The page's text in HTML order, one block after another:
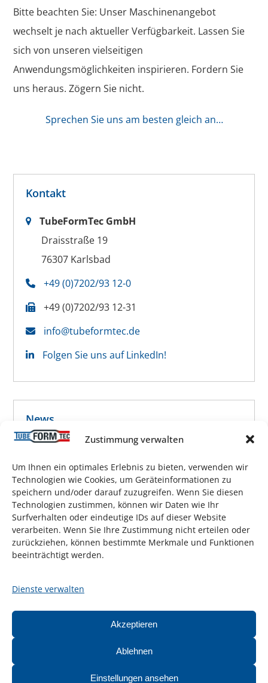
Zustimmung verwalten
Um Ihnen ein optimales Erlebnis zu bieten, verwenden wir
Technologien wie Cookies, um Geräteinformationen zu
speichern und/oder darauf zuzugreifen. Wenn Sie diesen
Technologien zustimmen, können wir Daten wie Ihr
Surfverhalten oder eindeutige IDs auf dieser Website
verarbeiten. Wenn Sie Ihre Zustimmung nicht erteilen oder
zurückziehen, können bestimmte Merkmale und Funktionen
beeinträchtigt werden.
Dienste verwalten
Akzeptieren
Ablehnen
Einstellungen ansehen
Bitte beachten Sie: Unser Maschinenangebot
wechselt je nach aktueller Verfügbarkeit. Lassen Sie
sich von unseren vielseitigen
Anwendungsmöglichkeiten inspirieren. Fordern Sie
uns heraus. Zögern Sie nicht.
Sprechen Sie uns am besten gleich an…
Kontakt
TubeFormTec GmbH
Draisstraße 19
76307 Karlsbad
+49 (0)7202/93 12-0
+49 (0)7202/93 12-31
info@tubeformtec.de
Folgen Sie uns auf LinkedIn!
News
5 Jahre bei TubeFormTec – Wir gratulieren
Holger Pegel
21. April 2026
Düsseldorf
Projekttreffen zum Forschungsprojekt